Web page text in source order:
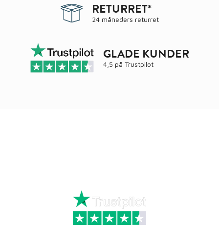
RETURRET*
24 måneders returret
GLADE KUNDER
4,5 på Trustpilot